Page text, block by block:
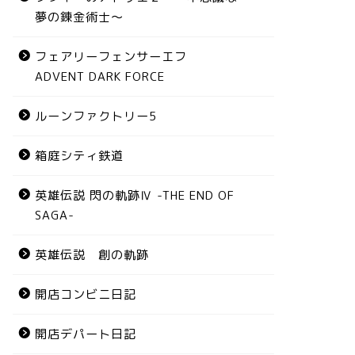
夢の錬金術士～
フェアリーフェンサーエフ
ADVENT DARK FORCE
ルーンファクトリー5
箱庭シティ鉄道
英雄伝説 閃の軌跡Ⅳ -THE END OF
SAGA-
英雄伝説 創の軌跡
開店コンビニ日記
開店デパート日記